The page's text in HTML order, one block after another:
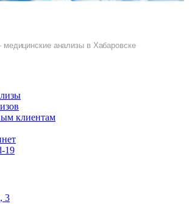
анализы в Хабаровске
клиентам
19
3